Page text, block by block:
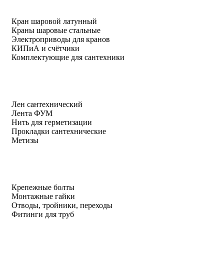
Кран шаровой латунный
Краны шаровые стальные
Электроприводы для кранов
КИПиА и счётчики
Комплектующие для сантехники
Лен сантехнический
Лента ФУМ
Нить для герметизации
Прокладки сантехнические
Метизы
Крепежные болты
Монтажные гайки
Отводы, тройники, переходы
Фитинги для труб